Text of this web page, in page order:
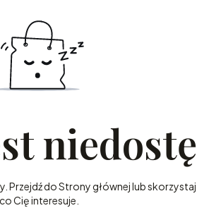
do Strony głównej lub skorzystaj
co Cię interesuje.